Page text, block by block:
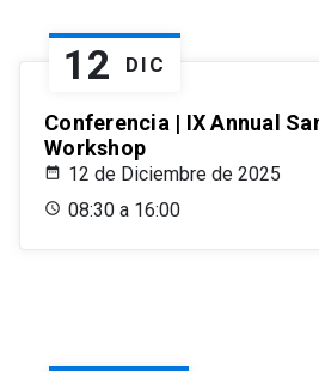
12 DIC
Conferencia | IX Annual
Workshop
12 de Diciembre de 2025
08:30 a 16:00